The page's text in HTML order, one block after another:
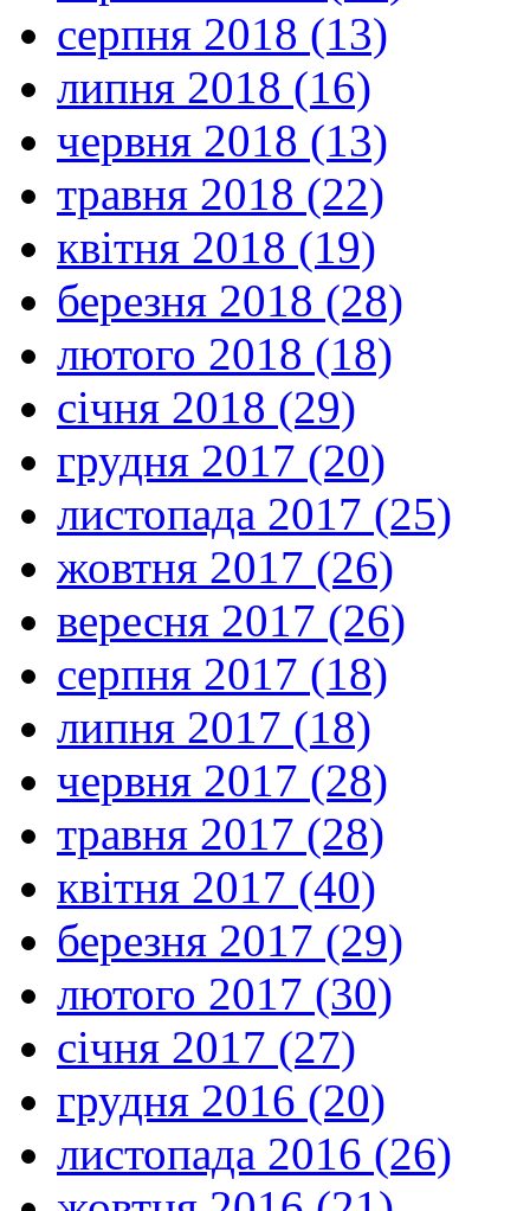
серпня 2018 (13)
липня 2018 (16)
червня 2018 (13)
травня 2018 (22)
квітня 2018 (19)
березня 2018 (28)
лютого 2018 (18)
січня 2018 (29)
грудня 2017 (20)
листопада 2017 (25)
жовтня 2017 (26)
вересня 2017 (26)
серпня 2017 (18)
липня 2017 (18)
червня 2017 (28)
травня 2017 (28)
квітня 2017 (40)
березня 2017 (29)
лютого 2017 (30)
січня 2017 (27)
грудня 2016 (20)
листопада 2016 (26)